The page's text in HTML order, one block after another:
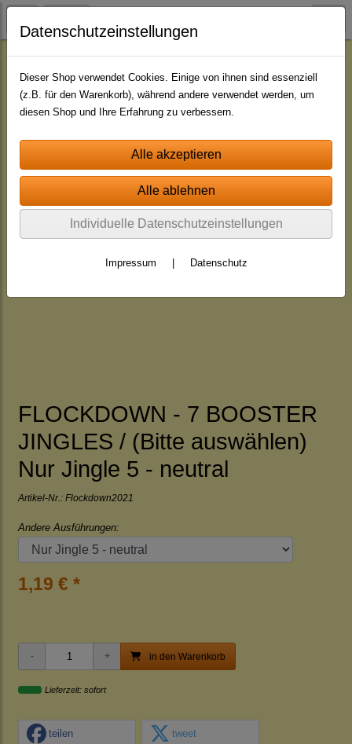
FLOCKDOWN - 7 BOOSTER
JINGLES / (Bitte auswählen)
Nur Jingle 5 - neutral
Artikel-Nr.: Flockdown2021
Andere Ausführungen:
1,19 € *
in den Warenkorb
Lieferzeit: sofort
teilen tweet
Datenschutzeinstellungen
Dieser Shop verwendet Cookies. Einige von ihnen sind essenziell
(z.B. für den Warenkorb), während andere verwendet werden, um
diesen Shop und Ihre Erfahrung zu verbessern.
Individuelle Datenschutzeinstellungen
Impressum Datenschutz